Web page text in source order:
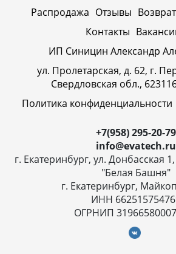
Распродажа Отзывы Возврат
Контакты
ИП Синицин Александр
ул. Пролетарская, д. 62, г.
Свердловская обл.,
Политика конфиденциальности
+7(958) 295-20-79
info@evatech.ru
г. Екатеринбург, ул. Донбасская
"Белая Башня"
г. Екатеринбург,
ИНН
ОГРНИП